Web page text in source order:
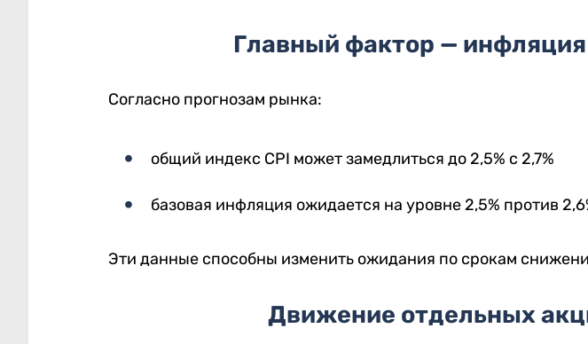
Главный фактор —
Согласно прогнозам рынка:
общий индекс CPI может замедлиться до 2,5% с 2,7%
базовая инфляция ожидается на уровне 2,5% против
Эти данные способны изменить ожидания по срокам
Движение отдельных